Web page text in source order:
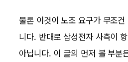
물론 이것이 노조 요구가 무조
니다. 반대로 삼성전자 사측이
아닙니다. 이 글의 먼저 볼 부분